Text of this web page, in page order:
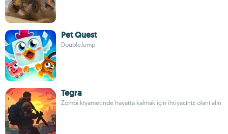
Pet Quest
DoubleJump
Tegra
Zombi kıyametinde hayatta kalmak için ihtiyacınız olanı alın